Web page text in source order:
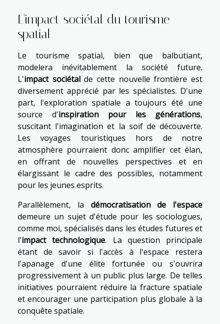
L'impact sociétal du tourisme
spatial
Le tourisme spatial, bien que balbutiant,
modelera inévitablement la société future.
L'impact sociétalde cette nouvelle frontière est
diversement apprécié par les spécialistes. D'une
part, l'exploration spatiale a toujours été une
source d'inspiration pour les générations,
suscitant l'imagination et la soif de découverte.
Les voyages touristiques hors de notre
atmosphère pourraient donc amplifier cet élan,
en offrant de nouvelles perspectives et en
élargissant le cadre des possibles, notamment
pour les jeunes esprits.
Parallèlement, la démocratisation de l'espace
demeure un sujet d'étude pour les sociologues,
comme moi, spécialisés dans les études futures et
l'impact technologique. La question principale
étant de savoir si l'accès à l'espace restera
l'apanage d'une élite fortunée ou s'ouvrira
progressivement à un public plus large. De telles
initiatives pourraient réduire la fracture spatiale
et encourager une participation plus globale à la
conquête spatiale.